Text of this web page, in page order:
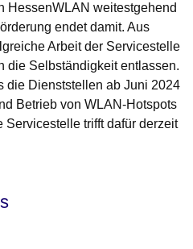
HessenWLAN weitestgehend
endet damit. Aus
Arbeit der Servicestelle
die Selbständigkeit entlassen.
die Dienststellen ab Juni 2024
Betrieb von WLAN-Hotspots
Servicestelle trifft dafür derzeit